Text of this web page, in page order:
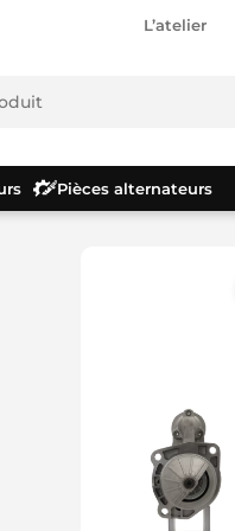
L’atelier
Pièces alternateurs